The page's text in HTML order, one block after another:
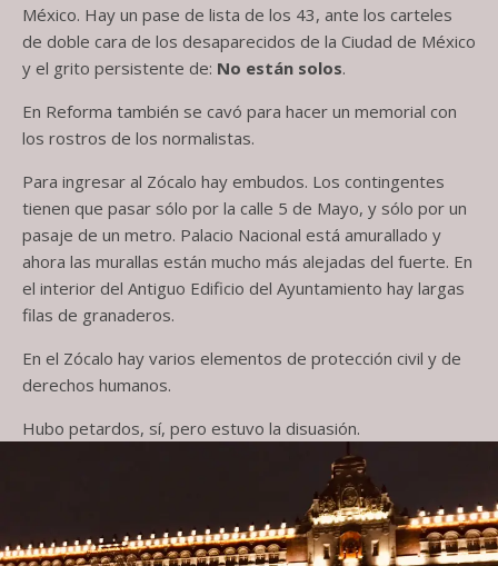
México. Hay un pase de lista de los 43, ante los carteles
de doble cara de los desaparecidos de la Ciudad de México
y el grito persistente de: No están solos.
En Reforma también se cavó para hacer un memorial con
los rostros de los normalistas.
Para ingresar al Zócalo hay embudos. Los contingentes
tienen que pasar sólo por la calle 5 de Mayo, y sólo por un
pasaje de un metro. Palacio Nacional está amurallado y
ahora las murallas están mucho más alejadas del fuerte. En
el interior del Antiguo Edificio del Ayuntamiento hay largas
filas de granaderos.
En el Zócalo hay varios elementos de protección civil y de
derechos humanos.
Hubo petardos, sí, pero estuvo la disuasión.